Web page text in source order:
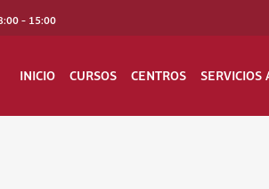
- 15:00
INICIO CURSOS CENTROS SERVICIOS